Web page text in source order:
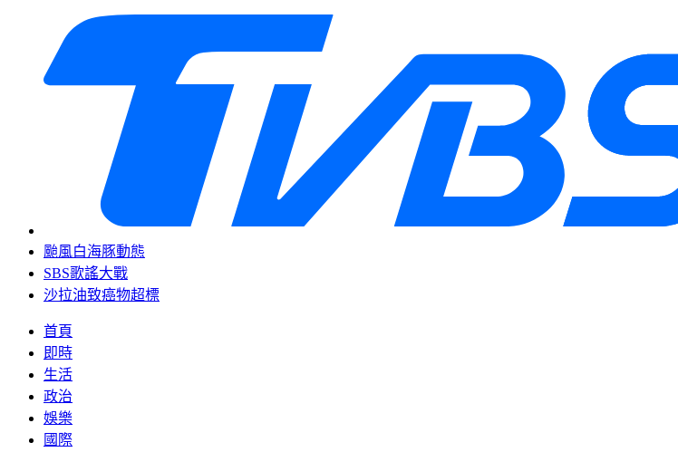
颱風白海豚動態
SBS歌謠大戰
沙拉油致癌物超標
首頁
即時
生活
政治
娛樂
國際